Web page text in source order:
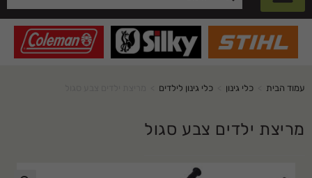
עמוד הבית כלי גינון כלי גינון לילדים
מריצת ילדים צבע סגול